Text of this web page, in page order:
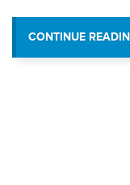
CONTINUE